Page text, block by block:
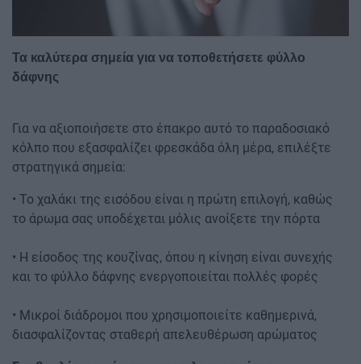
Τα καλύτερα σημεία για να τοποθετήσετε φύλλο
δάφνης
Για να αξιοποιήσετε στο έπακρο αυτό το παραδοσιακό
κόλπο που εξασφαλίζει φρεσκάδα όλη μέρα, επιλέξτε
στρατηγικά σημεία:
• Το χαλάκι της εισόδου είναι η πρώτη επιλογή, καθώς
το άρωμα σας υποδέχεται μόλις ανοίξετε την πόρτα
• Η είσοδος της κουζίνας, όπου η κίνηση είναι συνεχής
και το φύλλο δάφνης ενεργοποιείται πολλές φορές
• Μικροί διάδρομοι που χρησιμοποιείτε καθημερινά,
διασφαλίζοντας σταθερή απελευθέρωση αρώματος